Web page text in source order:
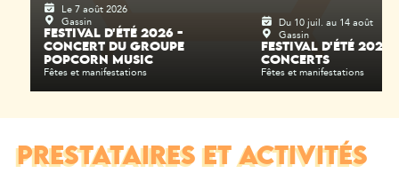
Le 7 août 2026
Gassin
FESTIVAL D'ÉTÉ 2026 -
CONCERT DU GROUPE
POPCORN MUSIC
Fêtes et manifestations
Du 10 juil. au 14 août
Gassin
FESTIVAL D'ÉTÉ 2026
CONCERTS
Fêtes et manifestations
PRESTATAIRES ET ACTIVITÉS